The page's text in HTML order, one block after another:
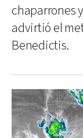
chaparrones
advirtió el
Benedictis.